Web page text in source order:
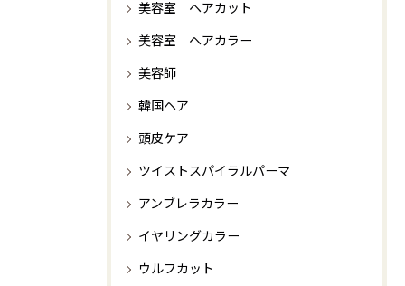
美容室 ヘアカット
美容室 ヘアカラー
美容師
韓国ヘア
頭皮ケア
ツイストスパイラルパーマ
アンブレラカラー
イヤリングカラー
ウルフカット